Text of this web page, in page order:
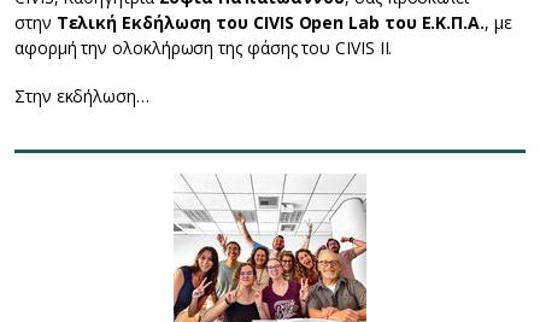
στην Τελική Εκδήλωση του CIVIS Open Lab του Ε.Κ.Π.Α., με
αφορμή την ολοκλήρωση της φάσης του CIVIS II.
Στην εκδήλωση…